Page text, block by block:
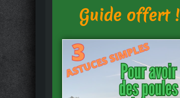
Guide offert !